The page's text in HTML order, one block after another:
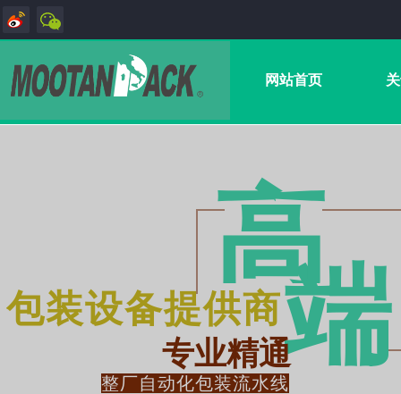
网站首页
专业精通
高
包装设备提供商端
整厂自动化包装流水线